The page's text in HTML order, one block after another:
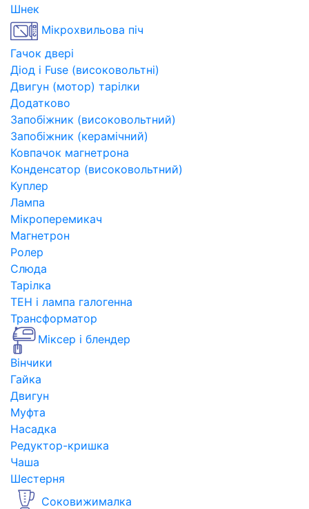
Шнек
Мікрохвильова піч
Гачок двері
Діод і Fuse (високовольтні)
Двигун (мотор) тарілки
Додатково
Запобіжник (високовольтний)
Запобіжник (керамічний)
Ковпачок магнетрона
Конденсатор (високовольтний)
Куплер
Лампа
Мікроперемикач
Магнетрон
Ролер
Слюда
Тарілка
ТЕН і лампа галогенна
Трансформатор
Міксер і блендер
Вінчики
Гайка
Двигун
Муфта
Насадка
Редуктор-кришка
Чаша
Шестерня
Соковижималка